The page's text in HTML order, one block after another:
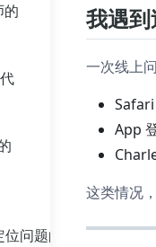
的
问题的
我遇
一次线上
App
这类情况